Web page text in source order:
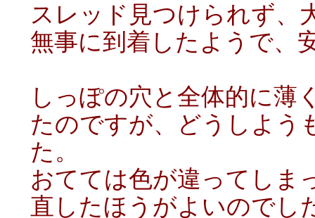
スレッド見つけられず、
無事に到着したようで、
しっぽの穴と全体的に薄
たのですが、どうしよう
た。
おてては色が違ってしま
直したほうがよいのでし